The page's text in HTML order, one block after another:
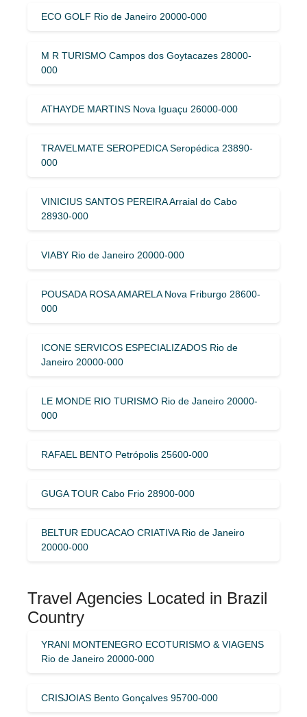
ECO GOLF Rio de Janeiro 20000-000
M R TURISMO Campos dos Goytacazes 28000-
000
ATHAYDE MARTINS Nova Iguaçu 26000-000
TRAVELMATE SEROPEDICA Seropédica 23890-
000
VINICIUS SANTOS PEREIRA Arraial do Cabo
28930-000
VIABY Rio de Janeiro 20000-000
POUSADA ROSA AMARELA Nova Friburgo 28600-
000
ICONE SERVICOS ESPECIALIZADOS Rio de
Janeiro 20000-000
LE MONDE RIO TURISMO Rio de Janeiro 20000-
000
RAFAEL BENTO Petrópolis 25600-000
GUGA TOUR Cabo Frio 28900-000
BELTUR EDUCACAO CRIATIVA Rio de Janeiro
20000-000
Travel Agencies Located in Brazil
Country
YRANI MONTENEGRO ECOTURISMO & VIAGENS
Rio de Janeiro 20000-000
CRISJOIAS Bento Gonçalves 95700-000